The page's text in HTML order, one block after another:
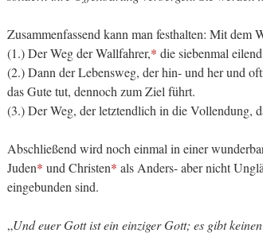
Zusammenfassend kann man festhalten: Mit dem
(1.) Der Weg der Wallfahrer,* die siebenmal
(2.) Dann der Lebensweg, der hin- und her und
das Gute tut, dennoch zum Ziel führt.
(3.) Der Weg, der letztendlich in die Vollendung,
Abschließend wird noch einmal in einer
Juden* und Christen* als Anders- aber nicht
eingebunden sind.
„Und euer Gott ist ein einziger Gott; es gibt